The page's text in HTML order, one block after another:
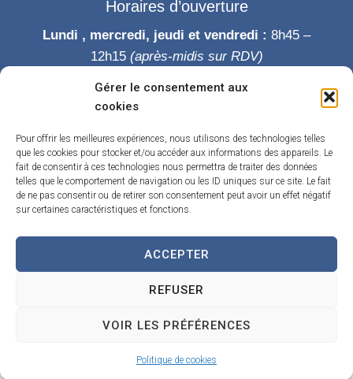
Gérer le consentement aux
cookies
Pour offrir les meilleures expériences, nous utilisons des technologies telles
que les cookies pour stocker et/ou accéder aux informations des appareils. Le
fait de consentir à ces technologies nous permettra de traiter des données
telles que le comportement de navigation ou les ID uniques sur ce site. Le fait
de ne pas consentir ou de retirer son consentement peut avoir un effet négatif
sur certaines caractéristiques et fonctions.
ACCEPTER
REFUSER
VOIR LES PRÉFÉRENCES
Politique de cookies
Horaires d’ouverture
Lundi , mercredi, jeudi et vendredi : 8h45 –
12h15 (après-midis sur RDV)
Accessibilité Contact
Traitement de données personnelles
Plan du site